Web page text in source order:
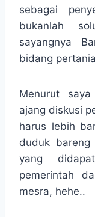
sebagai
bukanlah
sayangnya
bidang
Menurut
ajang diskusi
harus lebih
duduk
yang
pemerintah
mesra, hehe..